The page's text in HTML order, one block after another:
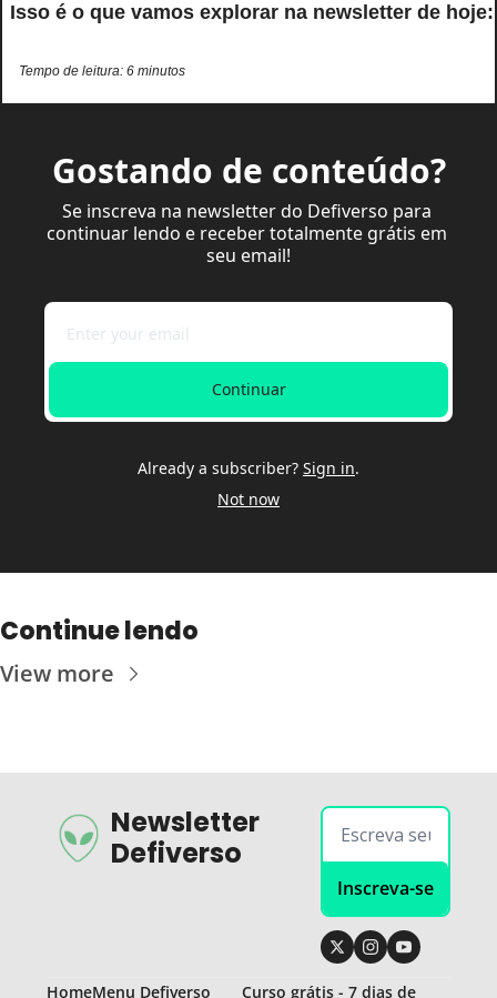
Isso é o que vamos explorar na newsletter de hoje:
Tempo de leitura: 6 minutos
Gostando de conteúdo?
Se inscreva na newsletter do Defiverso para
continuar lendo e receber totalmente grátis em
seu email!
Continuar
Already a subscriber? Sign in.
Not now
Continue lendo
View more
Newsletter
Defiverso
Inscreva-se
HomeMenu Defiverso Curso grátis - 7 dias de